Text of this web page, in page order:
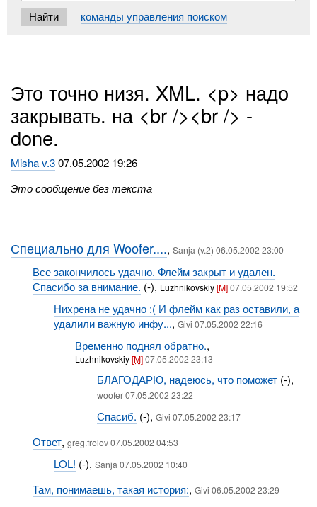
команды управления поиском
Это точно низя. XML. <p> надо
закрывать. на <br /><br /> -
done.
Misha v.307.05.2002 19:26
Это сообщение без текста
Специально для Woofer....,Sanja (v.2) 06.05.2002 23:00
Все закончилось удачно. Флейм закрыт и удален.
Спасибо за внимание. (-), Luzhnikovskiy[M] 07.05.2002 19:52
Нихрена не удачно :( И флейм как раз оставили, а
удалили важную инфу..., Givi 07.05.2002 22:16
Временно поднял обратно.,
Luzhnikovskiy[M]07.05.2002 23:13
БЛАГОДАРЮ, надеюсь, что поможет(-),
woofer 07.05.2002 23:22
Спасиб. (-), Givi 07.05.2002 23:17
Ответ, greg.frolov 07.05.2002 04:53
LOL! (-), Sanja 07.05.2002 10:40
Там, понимаешь, такая история:, Givi 06.05.2002 23:29